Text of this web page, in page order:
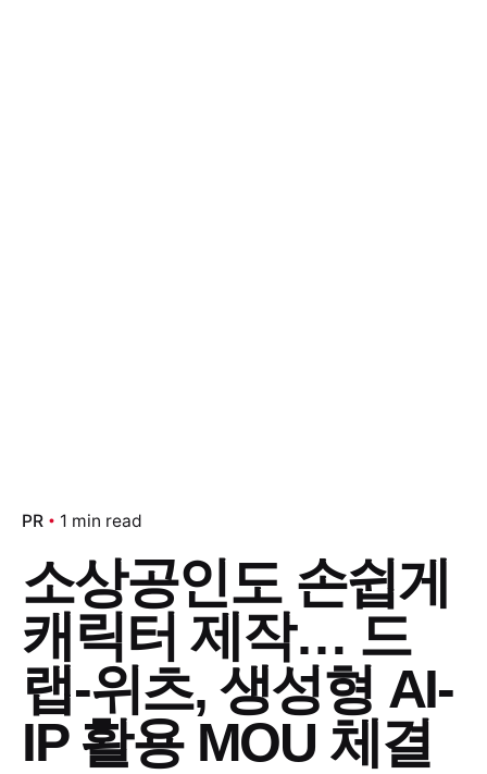
PR 1 min read
소상공인도 손쉽게
캐릭터 제작… 드
랩-위츠, 생성형 AI-
IP 활용 MOU 체결